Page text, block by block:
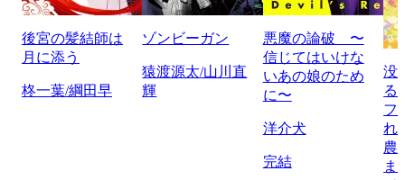
後宮の髪結師は
月に添う
柊一葉/綱田早
ゾンビーガン
猿渡源太/山川直
輝
悪魔の論破 〜
信じてはいけな
いあの娘のため
に〜
洋介犬
完結
没
る
フ
れ
農
ま